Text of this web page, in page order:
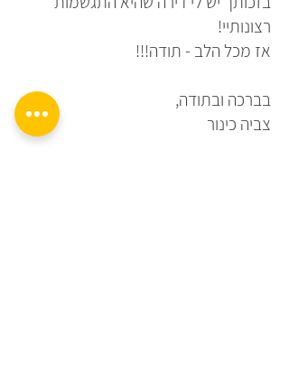
רצונותיי!
אז מכל הלב - תודה!!!
בברכה ובתודה,
צביה כינור